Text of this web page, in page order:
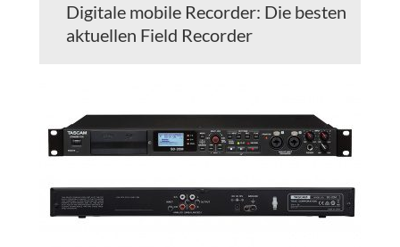
Digitale mobile Recorder: Die besten
aktuellen Field Recorder